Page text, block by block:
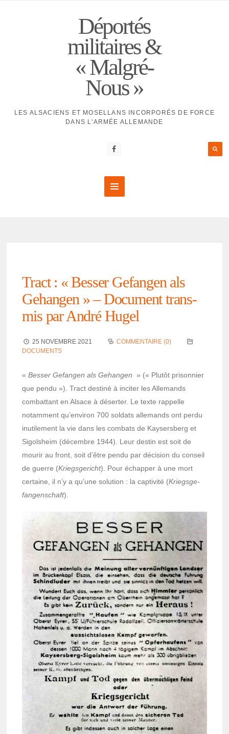
Déportés
militaires &
« Malgré-
Nous »
LES ALSACIENS ET MOSELLANS INCORPORÉS DE FORCE
DANS L'ARMÉE ALLEMANDE
Tract : « Besser Gefan­gen als
Gehan­gen » – Docu­ment trans­
mis par André Hugel
25 NOVEMBRE 2021
COMMENTAIRE (0)
DOCUMENTS
«Besser Gefan­gen als Gehan­gen » (« Plutôt prison­nier
que pendu »). Tract destiné à inci­ter les Alle­mands
combat­tant en Alsace à déser­ter. Le texte rappelle
notam­ment qu’en­vi­ron 700 soldats alle­mands ont perdu
inuti­le­ment la vie dans les combats de Kaysers­berg et
Sigol­sheim (décembre 1944). Leur destin est soit de
mourir au front, soit d’être pendu par déci­sion du conseil
de guerre (Krieg­sge­richt). Pour échap­per à une mort
certaine, il n’y a qu’une solu­tion : la capti­vité (Krieg­sge­
fan­gen­schaft).